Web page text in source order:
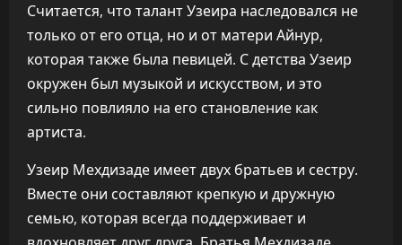
Считается, что талант Узеира наследовался не
только от его отца, но и от матери Айнур,
которая также была певицей. С детства Узеир
окружен был музыкой и искусством, и это
сильно повлияло на его становление как
артиста.
Узеир Мехдизаде имеет двух братьев и сестру.
Вместе они составляют крепкую и дружную
семью, которая всегда поддерживает и